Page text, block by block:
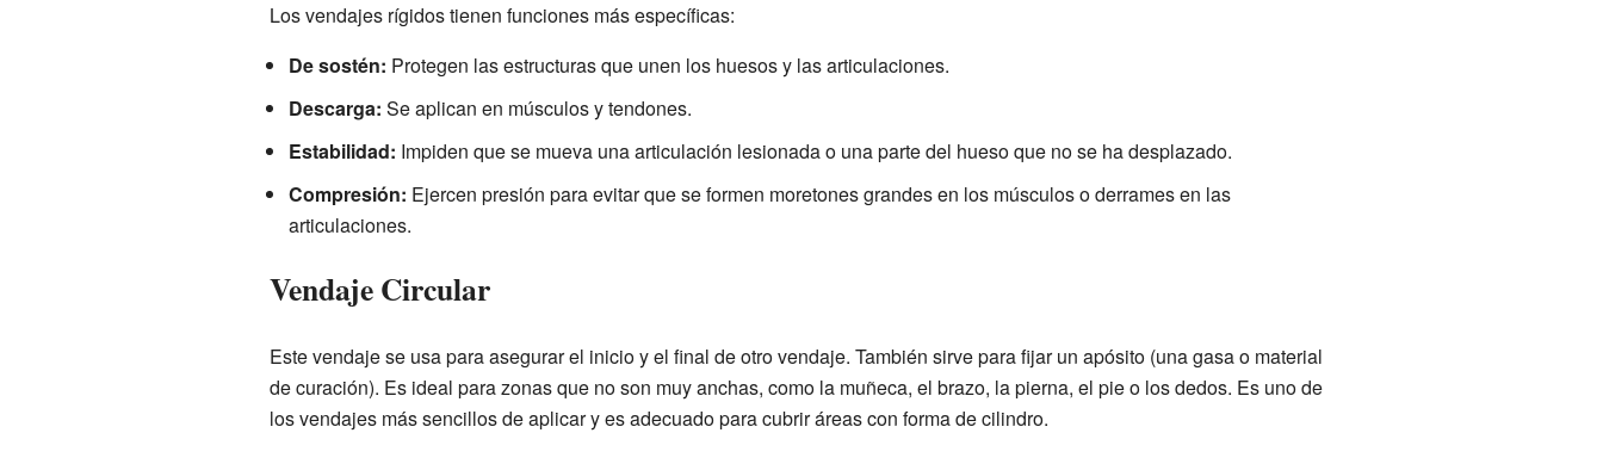
Los vendajes rígidos tienen funciones más específicas:
De sostén: Protegen las estructuras que unen los huesos y las articulaciones.
Descarga: Se aplican en músculos y tendones.
Estabilidad: Impiden que se mueva una articulación lesionada o una parte del hueso que no se ha desplazado.
Compresión: Ejercen presión para evitar que se formen moretones grandes en los músculos o derrames en las
articulaciones.
Vendaje Circular
Este vendaje se usa para asegurar el inicio y el final de otro vendaje. También sirve para fijar un apósito (una gasa o material
de curación). Es ideal para zonas que no son muy anchas, como la muñeca, el brazo, la pierna, el pie o los dedos. Es uno de
los vendajes más sencillos de aplicar y es adecuado para cubrir áreas con forma de cilindro.